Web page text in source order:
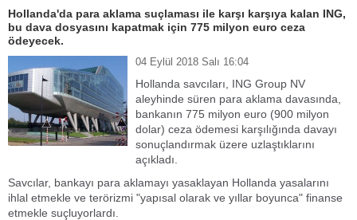
Hollanda'da para aklama suçlaması ile karşı karşıya kalan ING,
bu dava dosyasını kapatmak için 775 milyon euro ceza
ödeyecek.
04 Eylül 2018 Salı 16:04
Hollanda savcıları, ING Group NV
aleyhinde süren para aklama davasında,
bankanın 775 milyon euro (900 milyon
dolar) ceza ödemesi karşılığında davayı
sonuçlandırmak üzere uzlaştıklarını
açıkladı.
Savcılar, bankayı para aklamayı yasaklayan Hollanda yasalarını
ihlal etmekle ve terörizmi "yapısal olarak ve yıllar boyunca" finanse
etmekle suçluyorlardı.